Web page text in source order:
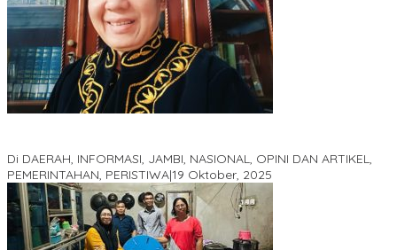
Di DAERAH, INFORMASI, JAMBI, NASIONAL, OPINI DAN ARTIKEL,
PEMERINTAHAN, PERISTIWA|19 Oktober, 2025